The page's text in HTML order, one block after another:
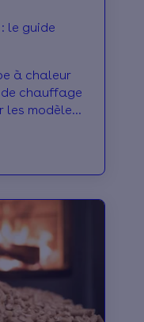
le guide
à chaleur
chauffage
les modèles